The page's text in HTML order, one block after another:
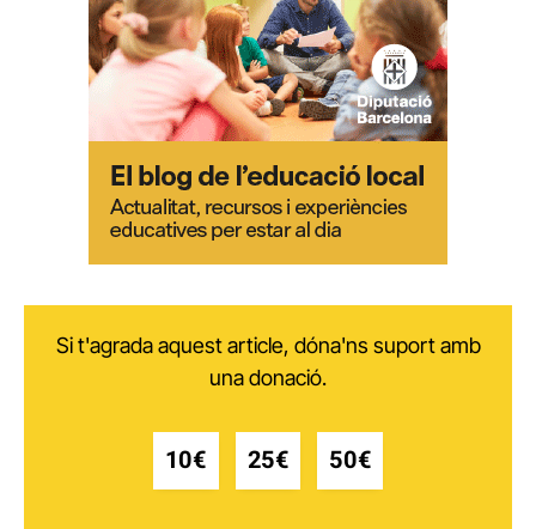
Si t'agrada aquest article, dóna'ns suport amb
una donació.
10€ 25€ 50€